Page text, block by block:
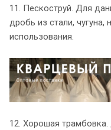
11. Пескоструй. Для
дробь из стали,
использования.
12. Хорошая